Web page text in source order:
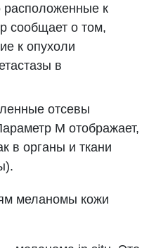
расположенные к
сообщает о том,
к опухоли
в
отсевы
M отображает,
в органы и ткани
меланомы кожи